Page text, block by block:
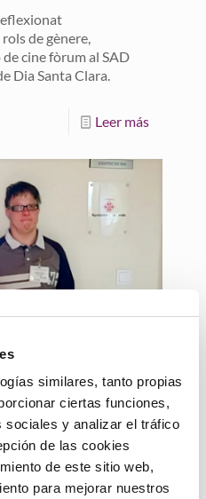
similares, tanto propias
ciertas funciones,
sociales y analizar el tráfico
de las cookies
de este sitio web,
para mejorar nuestros
de gènere,
cine fòrum al SAD
Dia Santa Clara.
Leer más
la
de
«La suerte
de Marina y Xavi